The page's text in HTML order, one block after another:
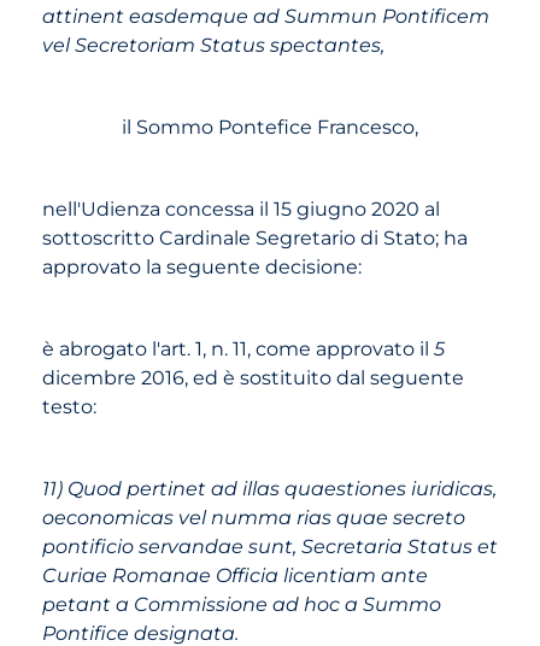
attinent easdemque ad Summun Pontificem
vel Secretoriam Status spectantes,
il Sommo Pontefice Francesco,
nell'Udienza concessa il 15 giugno 2020 al
sottoscritto Cardinale Segretario di Stato; ha
approvato la seguente decisione:
è abrogato l'art. 1, n. 11, come approvato il 5
dicembre 2016, ed è sostituito dal seguente
testo:
11) Quod pertinet ad illas quaestiones iuridicas,
oeconomicas vel numma­ rias quae secreto
pontificio servandae sunt, Secretaria Status et
Curiae Romanae Officia licentiam ante
petant a Commissione ad hoc a Summo
Pontifice designata.